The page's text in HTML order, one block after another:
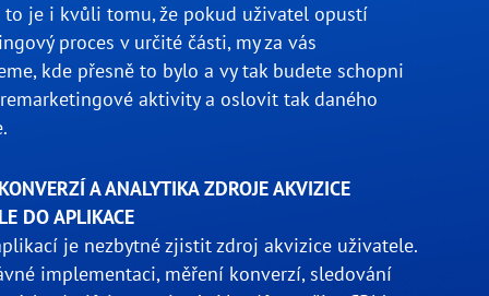
to je i kvůli tomu, že pokud uživatel opustí
proces v určité části, my za vás
kde přesně to bylo a vy tak budete schopni
aktivity a oslovit tak daného
A ANALYTIKA ZDROJE AKVIZICE
DO APLIKACE
je nezbytné zjistit zdroj akvizice uživatele.
implementaci, měření konverzí, sledování